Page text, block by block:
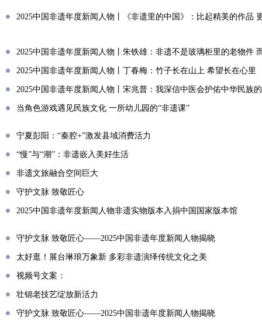
2025中国非遗年度新闻人物丨《非遗里的中国》：比起精美的作品
2025中国非遗年度新闻人物丨朱铁雄：非遗不是玻璃柜里的老物件
2025中国非遗年度新闻人物丨丁春梅：竹子长在山上 希望长在心里
2025中国非遗年度新闻人物丨宋兆普：我深信中医会护佑中华民族
当角色游戏遇见民族文化 一所幼儿园的“非遗课”
宁夏彭阳：“秦腔+”激发县域消费活力
“慢”与“潮”：非遗嵌入美好生活
非遗文旅融合空间巨大
守护文脉 致敬匠心
2025中国非遗年度新闻人物非遗实物版本入捐中国国家版本馆
守护文脉 致敬匠心——2025中国非遗年度新闻人物揭晓
太好逛！展台琳琅万象新 多彩非遗演绎传统文化之美
视频号文案：
壮锦老技艺绽放新活力
守护文脉 致敬匠心——2025中国非遗年度新闻人物揭晓